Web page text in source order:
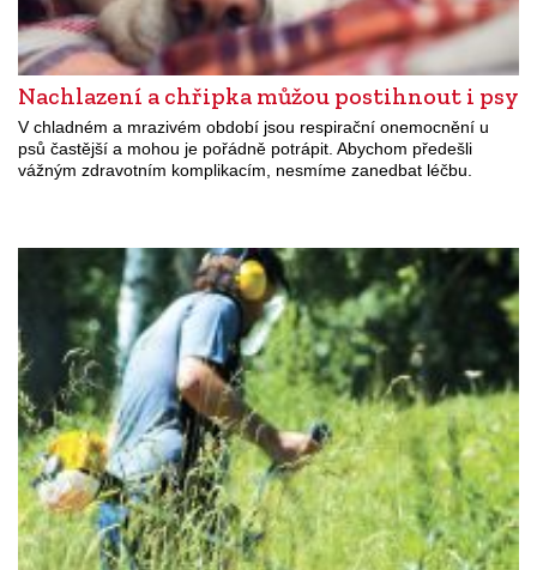
Nachlazení a chřipka můžou postihnout i psy
V chladném a mrazivém období jsou respirační onemocnění u
psů častější a mohou je pořádně potrápit. Abychom předešli
vážným zdravotním komplikacím, nesmíme zanedbat léčbu.